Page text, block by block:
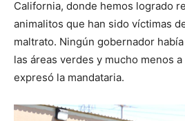
California, donde hemos logrado
animalitos que han sido víctimas
maltrato. Ningún gobernador
las áreas verdes y mucho menos a
expresó la mandataria.